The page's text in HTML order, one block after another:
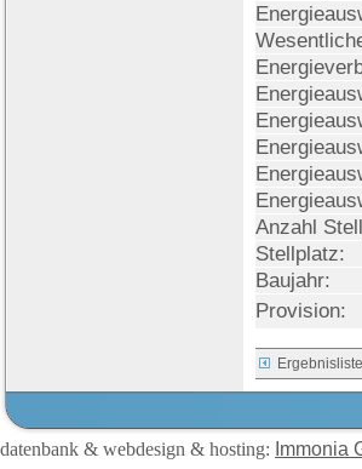
Anzahl
Stellplatz:
Baujahr:
Provision:
Ergebnisliste
datenbank & webdesign & hosting: Immonia